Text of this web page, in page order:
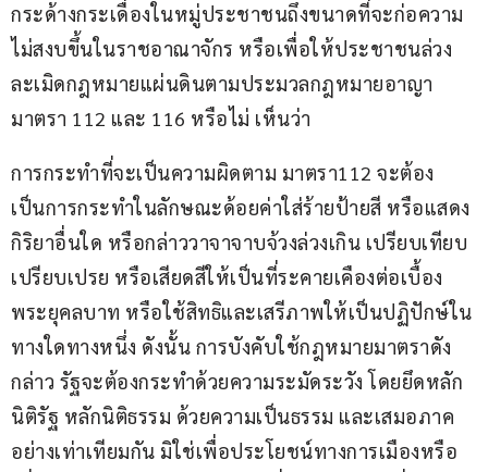
กระด้างกระเดื่องในหมู่ประชาชนถึงขนาดที่จะก่อความ
ไม่สงบขึ้นในราชอาณาจักร หรือเพื่อให้ประชาชนล่วง
ละเมิดกฎหมายแผ่นดินตามประมวลกฎหมายอาญา
มาตรา 112 และ 116 หรือไม่ เห็นว่า
การกระทำที่จะเป็นความผิดตาม มาตรา112 จะต้อง
เป็นการกระทำในลักษณะด้อยค่าใส่ร้ายป้ายสี หรือแสดง
กิริยาอื่นใด หรือกล่าววาจาจาบจ้วงล่วงเกิน เปรียบเทียบ
เปรียบเปรย หรือเสียดสีให้เป็นที่ระคายเคืองต่อเบื้อง
พระยุคลบาท หรือใช้สิทธิและเสรีภาพให้เป็นปฏิปักษ์ใน
ทางใดทางหนึ่ง ดังนั้น การบังคับใช้กฎหมายมาตราดัง
กล่าว รัฐจะต้องกระทำด้วยความระมัดระวัง โดยยึดหลัก
นิติรัฐ หลักนิติธรรม ด้วยความเป็นธรรม และเสมอภาค
อย่างเท่าเทียมกัน มิใช่เพื่อประโยชน์ทางการเมืองหรือ